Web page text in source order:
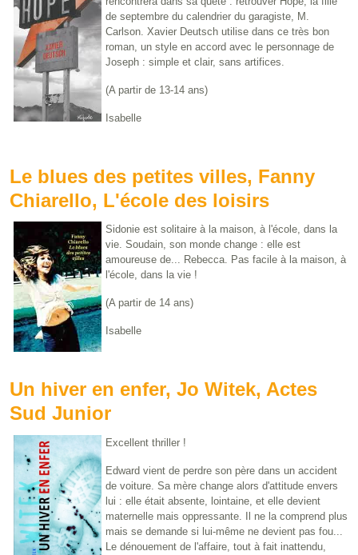
de septembre du calendrier du garagiste, M.
Carlson. Xavier Deutsch utilise dans ce très bon
roman, un style en accord avec le personnage de
Joseph : simple et clair, sans artifices.
(A partir de 13-14 ans)
Isabelle
Le blues des petites villes, Fanny
Chiarello, L'école des loisirs
Sidonie est solitaire à la maison, à l'école, dans la
vie. Soudain, son monde change : elle est
amoureuse de... Rebecca. Pas facile à la maison, à
l'école, dans la vie !
(A partir de 14 ans)
Isabelle
Un hiver en enfer, Jo Witek, Actes
Sud Junior
Excellent thriller !
Edward vient de perdre son père dans un accident
de voiture. Sa mère change alors d'attitude envers
lui : elle était absente, lointaine, et elle devient
maternelle mais oppressante. Il ne la comprend plus
mais se demande si lui-même ne devient pas fou...
Le dénouement de l'affaire, tout à fait inattendu,